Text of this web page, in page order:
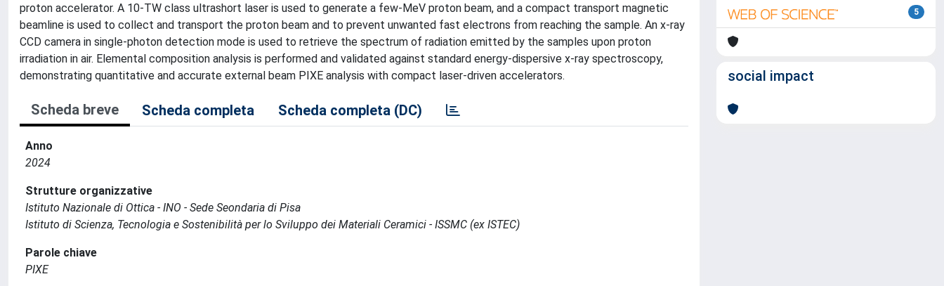
proton accelerator. A 10-TW class ultrashort laser is used to generate a few-MeV proton beam, and a compact transport magnetic
beamline is used to collect and transport the proton beam and to prevent unwanted fast electrons from reaching the sample. An x-ray
CCD camera in single-photon detection mode is used to retrieve the spectrum of radiation emitted by the samples upon proton
irradiation in air. Elemental composition analysis is performed and validated against standard energy-dispersive x-ray spectroscopy,
demonstrating quantitative and accurate external beam PIXE analysis with compact laser-driven accelerators.
Scheda breve Scheda completa Scheda completa (DC)
Anno
2024
Strutture organizzative
Istituto Nazionale di Ottica - INO - Sede Seondaria di Pisa
Istituto di Scienza, Tecnologia e Sostenibilità per lo Sviluppo dei Materiali Ceramici - ISSMC (ex ISTEC)
Parole chiave
PIXE
5
social impact